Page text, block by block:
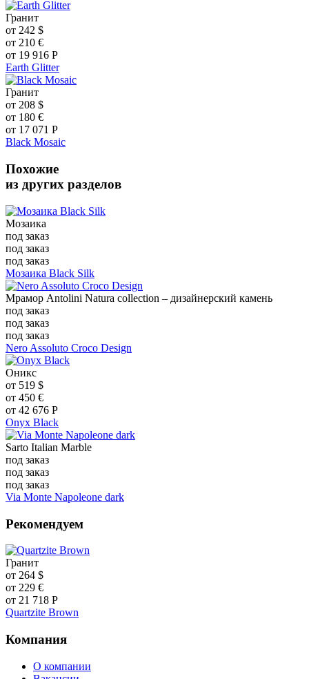
Гранит
от 242 $
от 210 €
от 19 916 Р
Earth Glitter
Гранит
от 208 $
от 180 €
от 17 071 Р
Black Mosaic
Похожие
из других разделов
Мозаика
под заказ
под заказ
под заказ
Мозаика Black Silk
Мрамор Antolini Natura collection – дизайнерский камень
под заказ
под заказ
под заказ
Nero Assoluto Croco Design
Оникс
от 519 $
от 450 €
от 42 676 Р
Onyx Black
Sarto Italian Marble
под заказ
под заказ
под заказ
Via Monte Napoleone dark
Рекомендуем
Гранит
от 264 $
от 229 €
от 21 718 Р
Quartzite Brown
Компания
О компании